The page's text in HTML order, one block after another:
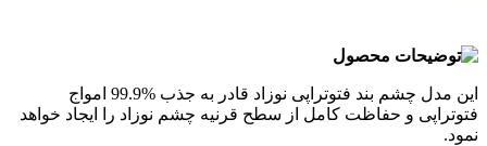
این مدل چشم بند فتوتراپی نوزاد قادر به جذب %99.9 امواج
فتوتراپی و حفاظت کامل از سطح قرنیه چشم نوزاد را ایجاد خواهد
نمود.